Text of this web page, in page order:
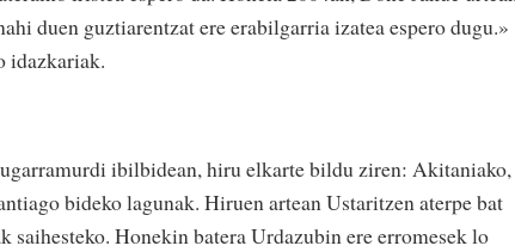
duen guztiarentzat ere erabilgarria izatea espero dugu.»
idazkariak.
ibilbidean, hiru elkarte bildu ziren: Akitaniako,
bideko lagunak. Hiruen artean Ustaritzen aterpe bat
saihesteko. Honekin batera Urdazubin ere erromesek lo